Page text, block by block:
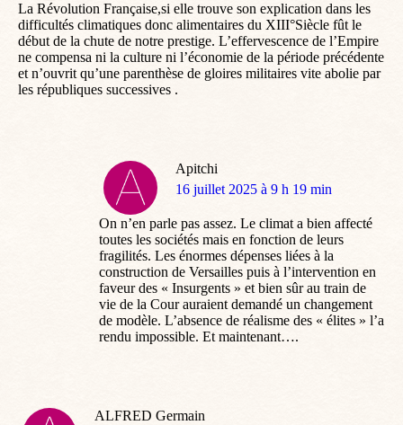
La Révolution Française,si elle trouve son explication dans les
difficultés climatiques donc alimentaires du XIII°Siècle fût le
début de la chute de notre prestige. L’effervescence de l’Empire
ne compensa ni la culture ni l’économie de la période précédente
et n’ouvrit qu’une parenthèse de gloires militaires vite abolie par
les républiques successives .
Apitchi
dit
16 juillet 2025 à 9 h 19 min
On n’en parle pas assez. Le climat a bien affecté
toutes les sociétés mais en fonction de leurs
fragilités. Les énormes dépenses liées à la
construction de Versailles puis à l’intervention en
faveur des « Insurgents » et bien sûr au train de
vie de la Cour auraient demandé un changement
de modèle. L’absence de réalisme des « élites » l’a
rendu impossible. Et maintenant….
ALFRED Germain